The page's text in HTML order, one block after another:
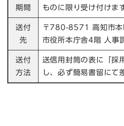
期間
ものに限り受け付けま
送付
先
〒780-8571 高知市
市役所本庁舎4階 人事
送付
方法
送信用封筒の表に「採
し、必ず簡易書留にて